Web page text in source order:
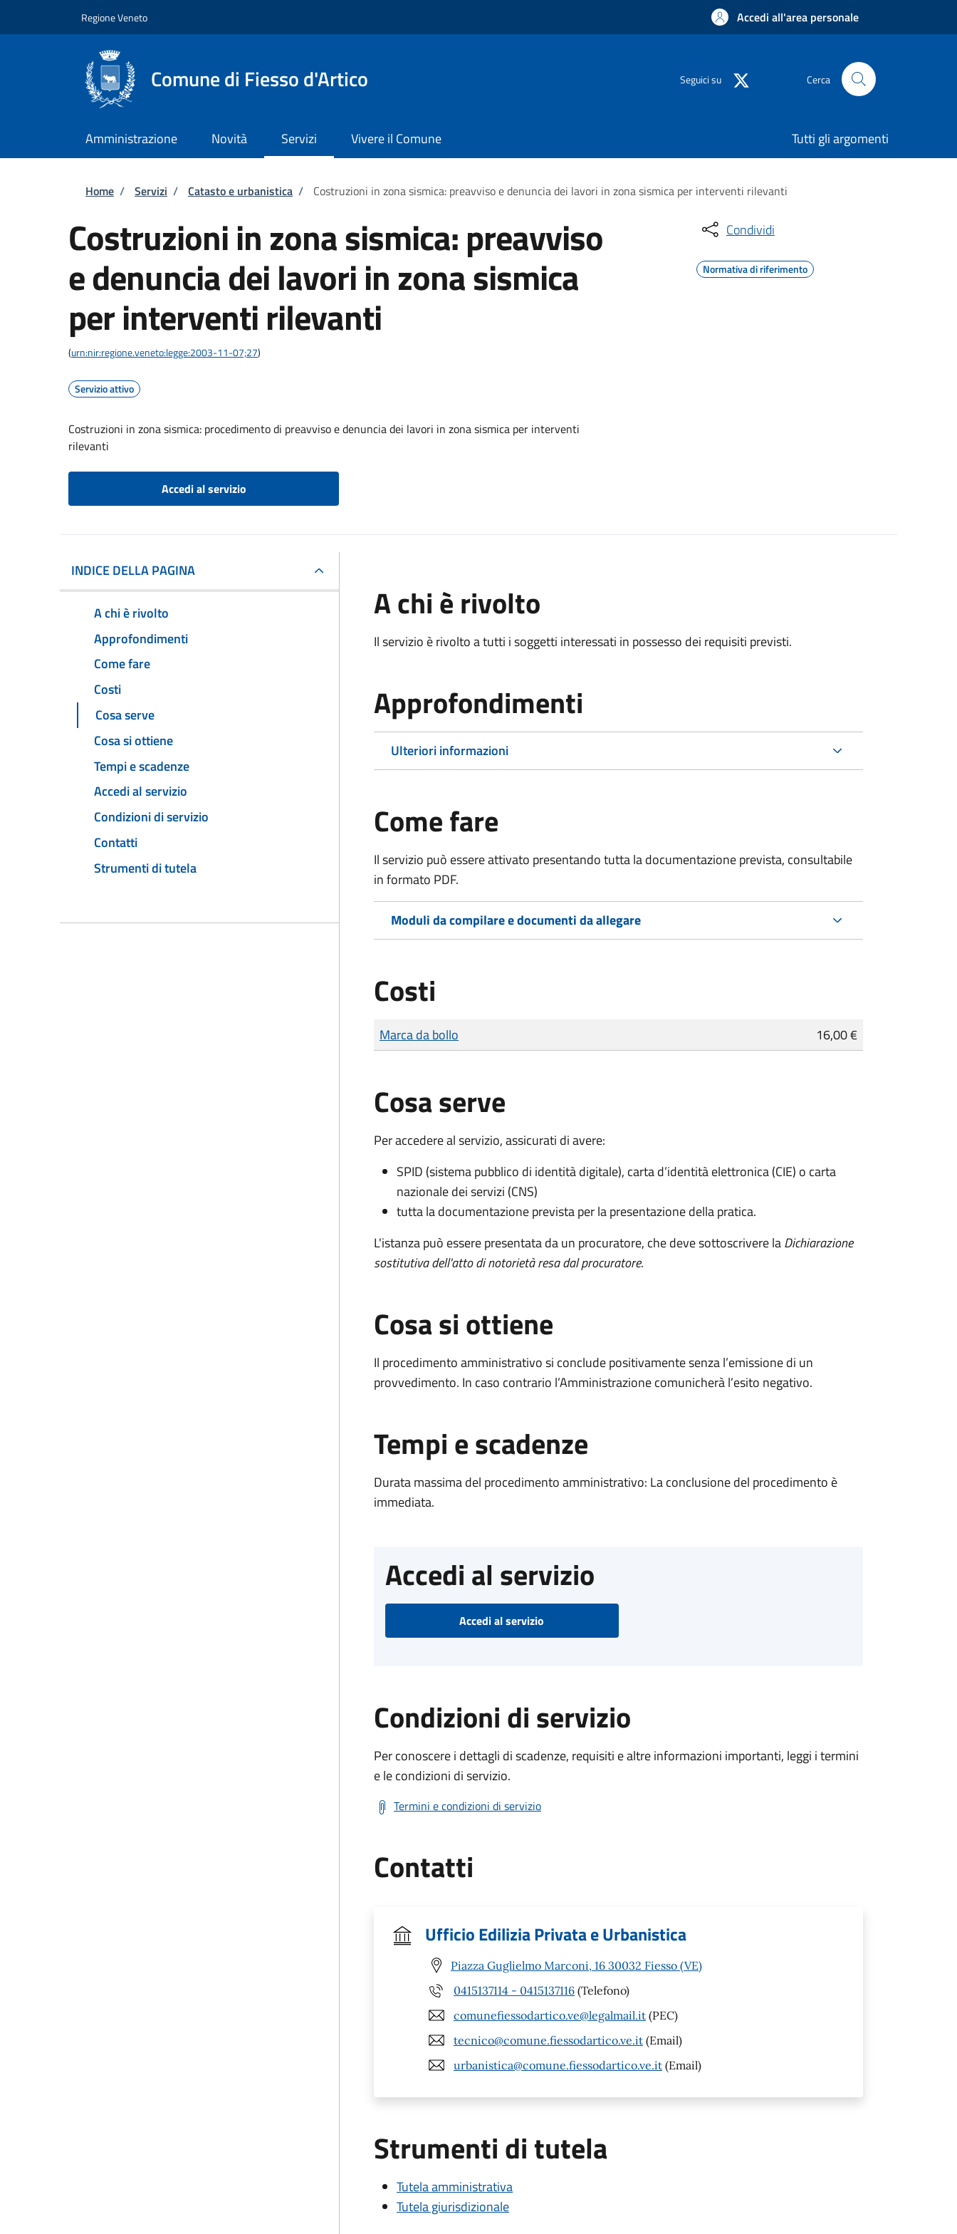
Regione Veneto Accedi all'area personale
Comune di Fiesso d'Artico Seguici su Cerca
Amministrazione Novità Servizi Vivere il Comune Tutti gli argomenti
Briciole di pane
Home / Servizi / Catasto e urbanistica / Costruzioni in zona sismica: preavviso e denuncia dei lavori in zona sismica per interventi rilevanti
Costruzioni in zona sismica: preavviso
e denuncia dei lavori in zona sismica
per interventi rilevanti
(urn:nir:regione.veneto:legge:2003-11-07;27)
Servizio attivo
Costruzioni in zona sismica: procedimento di preavviso e denuncia dei lavori in zona sismica per interventi
rilevanti
Accedi al servizio
Condividi
Normativa di riferimento
INDICE DELLA PAGINA
A chi è rivolto
Approfondimenti
Come fare
Costi
Cosa serve
Cosa si ottiene
Tempi e scadenze
Accedi al servizio
Condizioni di servizio
Contatti
Strumenti di tutela
A chi è rivolto
Il servizio è rivolto a tutti i soggetti interessati in possesso dei requisiti previsti.
Approfondimenti
Ulteriori informazioni
Come fare
Il servizio può essere attivato presentando tutta la documentazione prevista, consultabile
in formato PDF.
Moduli da compilare e documenti da allegare
Costi
Tipo di pagamento
Importo
Marca da bollo 16,00 €
Cosa serve
Per accedere al servizio, assicurati di avere:
SPID (sistema pubblico di identità digitale), carta d’identità elettronica (CIE) o carta
nazionale dei servizi (CNS)
tutta la documentazione prevista per la presentazione della pratica.
L'istanza può essere presentata da un procuratore, che deve sottoscrivere laDichiarazione
sostitutiva dell'atto di notorietà resa dal procuratore.
Cosa si ottiene
Il procedimento amministrativo si conclude positivamente senza l’emissione di un
provvedimento. In caso contrario l’Amministrazione comunicherà l’esito negativo.
Tempi e scadenze
Durata massima del procedimento amministrativo: La conclusione del procedimento è
immediata.
Accedi al servizio
Accedi al servizio
Condizioni di servizio
Per conoscere i dettagli di scadenze, requisiti e altre informazioni importanti, leggi i termini
e le condizioni di servizio.
Termini e condizioni di servizio
Contatti
Ufficio Edilizia Privata e Urbanistica
Piazza Guglielmo Marconi, 16 30032 Fiesso (VE)
0415137114 - 0415137116 (Telefono)
comunefiessodartico.ve@legalmail.it (PEC)
tecnico@comune.fiessodartico.ve.it (Email)
urbanistica@comune.fiessodartico.ve.it (Email)
Strumenti di tutela
Tutela amministrativa
Tutela giurisdizionale